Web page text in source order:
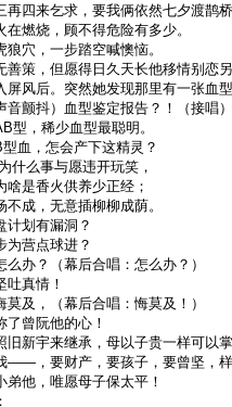
再四来乞求，要我俩依然七夕渡鹊
在燃烧，顾不得危险有多少。
狼穴，一步踏空喊懊恼。
善策，但愿得日久天长他移情别恋
屏风后。突然她发现那里有一张
音颤抖）血型鉴定报告？！（接唱）
型，稀少血型最聪明。
血，怎会产下这精灵？
什么事与愿违开玩笑，
啥是香火供养少正经；
不成，无意插柳柳成荫。
计划有漏洞？
为营点球进？
么办？（幕后合唱：怎么办？）
吐真情！
莫及，（幕后合唱：悔莫及！）
了曾阮他的心！
旧新宇来继承，母以子贵一样可以
——，要财产，要孩子，要曾坚，
弟他，唯愿母子保太平！